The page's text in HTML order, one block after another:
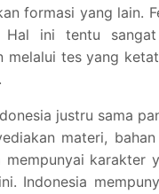
formasi yang lain.
ini tentu sangat
melalui tes yang
justru sama
materi,
mempunyai karakter
Indonesia